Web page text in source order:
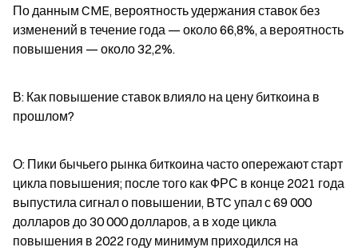
По данным CME, вероятность удержания ставок без
изменений в течение года — около 66,8%, а вероятность
повышения — около 32,2%.
В: Как повышение ставок влияло на цену биткоина в
прошлом?
О: Пики бычьего рынка биткоина часто опережают старт
цикла повышения; после того как ФРС в конце 2021 года
выпустила сигнал о повышении, BTC упал с 69 000
долларов до 30 000 долларов, а в ходе цикла
повышения в 2022 году минимум приходился на